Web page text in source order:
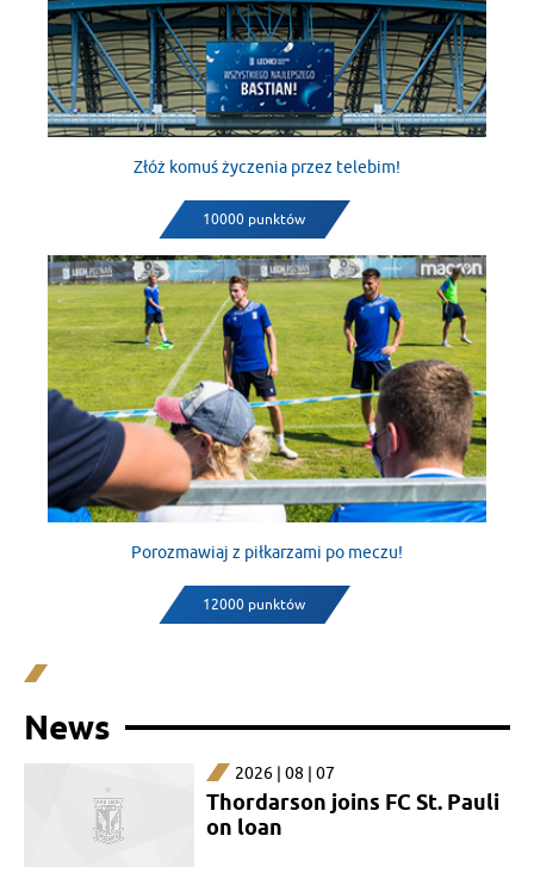
Złóż komuś życzenia przez telebim!
10000 punktów
Porozmawiaj z piłkarzami po meczu!
12000 punktów
News
2026 | 08 | 07
Thordarson joins FC St. Pauli
on loan